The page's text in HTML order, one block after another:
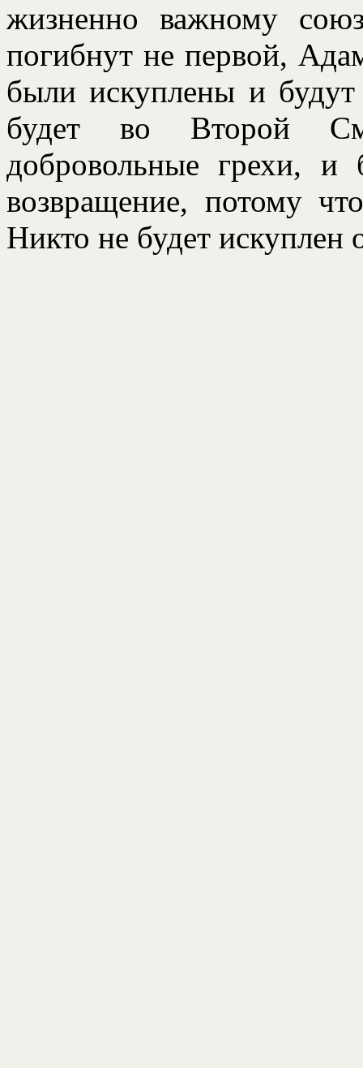
жизненно важному
погибнут не первой,
были искуплены и
будет во Второй
добровольные грехи,
возвращение, потому
Никто не будет